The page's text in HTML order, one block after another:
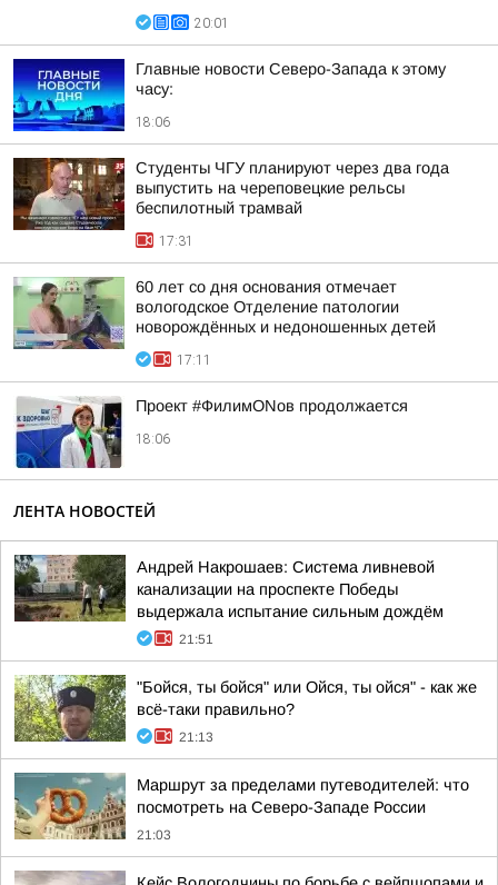
20:01
Главные новости Северо-Запада к этому
часу:
18:06
Студенты ЧГУ планируют через два года
выпустить на череповецкие рельсы
беспилотный трамвай
17:31
60 лет со дня основания отмечает
вологодское Отделение патологии
новорождённых и недоношенных детей
17:11
Проект #ФилимONов продолжается
18:06
ЛЕНТА НОВОСТЕЙ
Андрей Накрошаев: Система ливневой
канализации на проспекте Победы
выдержала испытание сильным дождём
21:51
"Бойся, ты бойся" или Ойся, ты ойся" - как же
всё-таки правильно?
21:13
Маршрут за пределами путеводителей: что
посмотреть на Северо-Западе России
21:03